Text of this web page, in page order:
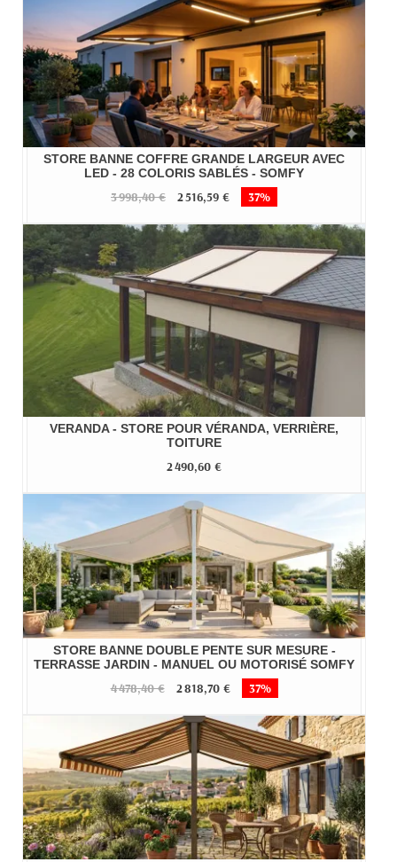
STORE BANNE COFFRE GRANDE LARGEUR AVEC
LED - 28 COLORIS SABLÉS - SOMFY
3 998,40 € 2 516,59 € 37%
VERANDA - STORE POUR VÉRANDA, VERRIÈRE,
TOITURE
2 490,60 €
STORE BANNE DOUBLE PENTE SUR MESURE -
TERRASSE JARDIN - MANUEL OU MOTORISÉ SOMFY
4 478,40 € 2 818,70 € 37%